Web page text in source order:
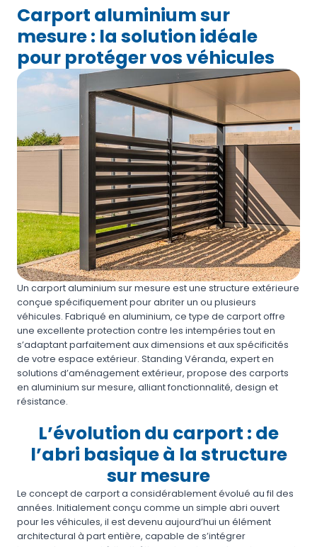
Carport aluminium sur
mesure : la solution idéale
pour protéger vos véhicules
Un carport aluminium sur mesure est une structure extérieure
conçue spécifiquement pour abriter un ou plusieurs
véhicules. Fabriqué en aluminium, ce type de carport offre
une excellente protection contre les intempéries tout en
s’adaptant parfaitement aux dimensions et aux spécificités
de votre espace extérieur. Standing Véranda, expert en
solutions d’aménagement extérieur, propose des carports
en aluminium sur mesure, alliant fonctionnalité, design et
résistance.
L’évolution du carport : de
l’abri basique à la structure
sur mesure
Le concept de carport a considérablement évolué au fil des
années. Initialement conçu comme un simple abri ouvert
pour les véhicules, il est devenu aujourd’hui un élément
architectural à part entière, capable de s’intégrer